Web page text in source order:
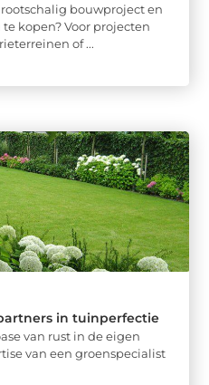
bouwproject en
kopen? Voor projecten
of ...
in tuinperfectie
van rust in de eigen
van een groenspecialist